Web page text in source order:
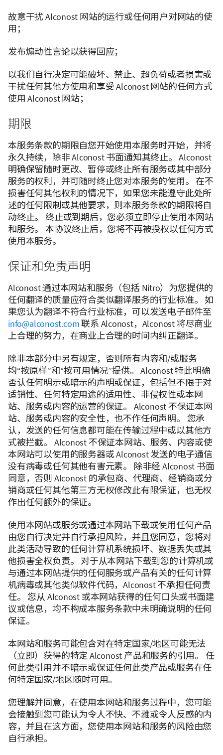
故意干扰 Alconost 网站的运行或任何用户对网站的使
用；
发布煽动性言论以获得回应；
以我们自行决定可能破坏、禁止、超负荷或者损害或
干扰任何其他方使用和享受 Alconost 网站的任何方式
使用 Alconost 网站；
期限
本服务条款的期限自您开始使用本服务时开始，并将
永久持续，除非 Alconost 书面通知其终止。 Alconost
明确保留随时更改、暂停或终止所有服务或其中部分
服务的权利，并可随时终止您对本服务的使用。 在不
损害任何其他权利的情况下，如果您未能遵守此处所
述的任何限制或其他要求，则本服务条款的期限将自
动终止。 终止或到期后，您必须立即停止使用本网站
和服务。 本协议终止后，您将不再被授权以任何方式
使用本服务。
保证和免责声明
Alconost 通过本网站和服务（包括 Nitro）为您提供的
任何翻译的质量应符合类似翻译服务的行业标准。 如
果您认为翻译不符合行业标准，可以发送电子邮件至
info@alconost.com联系 Alconost，Alconost 将尽商业
上合理的努力，在商业上合理的时间内纠正翻译。
除非本部分中另有规定，否则所有内容和/或服务
均“按原样”和“按可用情况”提供。 Alconost 特此明确
否认任何明示或暗示的声明或保证，包括但不限于对
适销性、任何特定用途的适用性、非侵权性或本网
站、服务或内容的运营的保证。 Alconost 不保证本网
站、服务或内容的安全性，也不作任何声明。 您承
认，发送的任何信息都可能在传输过程中或以其他方
式被拦截。 Alconost 不保证本网站、服务、内容或使
本网站可以使用的服务器或 Alconost 发送的电子通信
没有病毒或任何其他有害元素。 除非经 Alconost 书面
同意，否则 Alconost 的承包商、代理商、经销商或分
销商或任何其他第三方无权修改此有限保证，也无权
作出任何额外的保证。
使用本网站或服务或通过本网站下载或使用任何产品
由您自行决定并自行承担风险，并且您同意，您将对
此类活动导致的任何计算机系统损坏、数据丢失或其
他损害全权负责。 对于从本网站下载到您的计算机或
与通过本网站提供的任何服务或产品有关的任何计算
机病毒或其他类似软件代码，Alconost 不承担任何责
任。 您从 Alconost 或本网站获得的任何口头或书面建
议或信息，均不构成本服务条款中未明确说明的任何
保证。
本网站和服务可能包含对在特定国家/地区可能无法
（立即）获得的特定 Alconost 产品和服务的引用。 任
何此类引用并不暗示或保证任何此类产品或服务在任
何特定国家/地区随时可用。
您理解并同意，在使用本网站和服务过程中，您可能
会接触到您可能认为令人不快、不雅或令人反感的内
容，并且在这方面，您使用本网站和服务的风险由您
自行承担。